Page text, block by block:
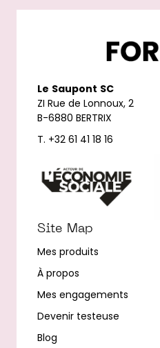
Le Saupont SC
ZI Rue de Lonnoux, 2
B-6880 BERTRIX
T. +32 61 41 18 16
Site Map
Mes produits
À propos
Mes engagements
Devenir testeuse
Blog